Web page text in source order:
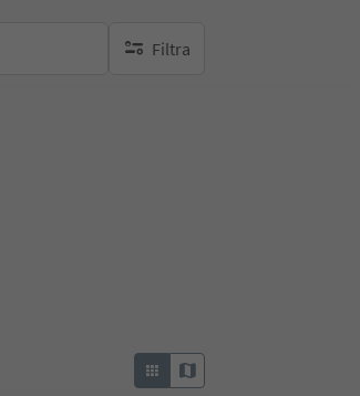
Filtra
nessun filtro attivo